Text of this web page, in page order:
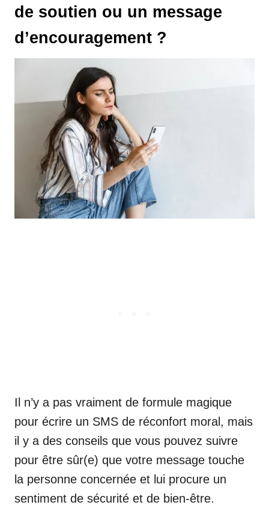
de soutien ou un message
d’encouragement ?
Il n’y a pas vraiment de formule magique
pour écrire un SMS de réconfort moral, mais
il y a des conseils que vous pouvez suivre
pour être sûr(e) que votre message touche
la personne concernée et lui procure un
sentiment de sécurité et de bien-être.